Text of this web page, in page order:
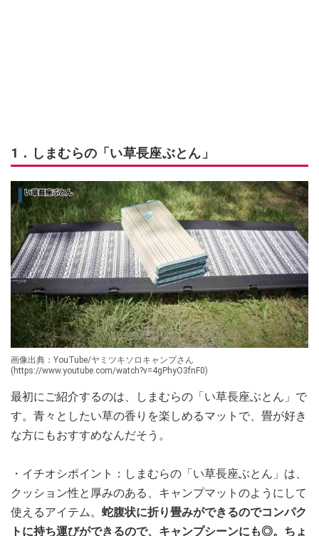
1．しまむらの「い草長座ぶとん」
画像出典：YouTube/ヤミツキソロキャンプさん
(https://www.youtube.com/watch?v=4gPhyO3fnF0)
最初にご紹介するのは、しまむらの「い草長座ぶとん」で
す。青々としたい草の香りを楽しめるマットで、畳が好き
な方にもおすすめなんだそう。
・イチオシポイント：しまむらの「い草長座ぶとん」は、
クッション性と厚みのある、キャンプマットのようにして
使えるアイテム。 蛇腹状に折り畳みができるのでコンパク
トに持ち運びができるので、キャンプシーンにも◎。ちょ